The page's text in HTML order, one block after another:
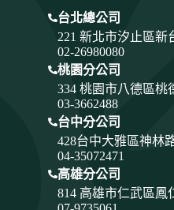
台北總公司
221 新北市汐止區新
02-26980080
桃園分公司
334 桃園市八德區桃
03-3662488
台中分公司
428台中大雅區神林
04-35072471
高雄分公司
814 高雄市仁武區鳳